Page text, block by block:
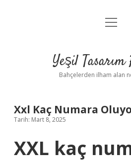
Anasayfa
Yasal
menüyü
Yeşil Tasarım
Bahçelerden ilham alan
Xxl Kaç Numara
Tarih: Mart 8, 2025
XXL kaç